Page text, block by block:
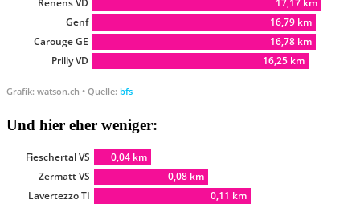
Und hier eher weniger: